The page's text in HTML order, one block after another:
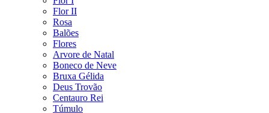
Flor II
Rosa
Balões
Flores
Arvore de Natal
Boneco de Neve
Bruxa Gélida
Deus Trovão
Centauro Rei
Túmulo